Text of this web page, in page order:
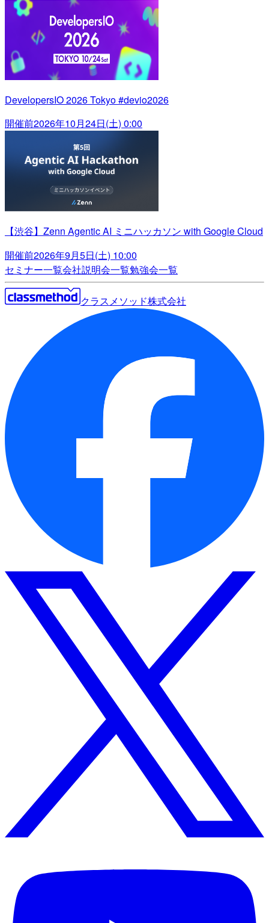
DevelopersIO 2026 Tokyo #devio2026
開催前2026年10月24日(土) 0:00
【渋谷】Zenn Agentic AI ミニハッカソン with Google Cloud
開催前2026年9月5日(土) 10:00
セミナー一覧会社説明会一覧勉強会一覧
クラスメソッド株式会社